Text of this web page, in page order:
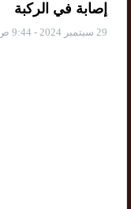
إصابة في الركبة
29 سبتمبر 2024 - 9:44 ص